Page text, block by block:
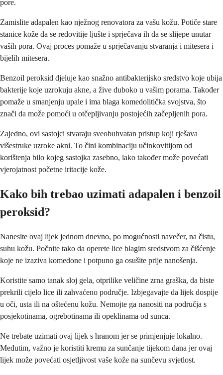
pore.
Zamislite adapalen kao nježnog renovatora za vašu kožu. Potiče stare
stanice kože da se redovitije ljušte i sprječava ih da se slijepe unutar
vaših pora. Ovaj proces pomaže u sprječavanju stvaranja i mitesera i
bijelih mitesera.
Benzoil peroksid djeluje kao snažno antibakterijsko sredstvo koje ubija
bakterije koje uzrokuju akne, a žive duboko u vašim porama. Također
pomaže u smanjenju upale i ima blaga komedolitička svojstva, što
znači da može pomoći u otčepljivanju postojećih začepljenih pora.
Zajedno, ovi sastojci stvaraju sveobuhvatan pristup koji rješava
višestruke uzroke akni. To čini kombinaciju učinkovitijom od
korištenja bilo kojeg sastojka zasebno, iako također može povećati
vjerojatnost početne iritacije kože.
Kako bih trebao uzimati adapalen i benzoil
peroksid?
Nanesite ovaj lijek jednom dnevno, po mogućnosti navečer, na čistu,
suhu kožu. Počnite tako da operete lice blagim sredstvom za čišćenje
koje ne izaziva komedone i potpuno ga osušite prije nanošenja.
Koristite samo tanak sloj gela, otprilike veličine zrna graška, da biste
prekrili cijelo lice ili zahvaćeno područje. Izbjegavajte da lijek dospije
u oči, usta ili na oštećenu kožu. Nemojte ga nanositi na područja s
posjekotinama, ogrebotinama ili opeklinama od sunca.
Ne trebate uzimati ovaj lijek s hranom jer se primjenjuje lokalno.
Međutim, važno je koristiti kremu za sunčanje tijekom dana jer ovaj
lijek može povećati osjetljivost vaše kože na sunčevu svjetlost.